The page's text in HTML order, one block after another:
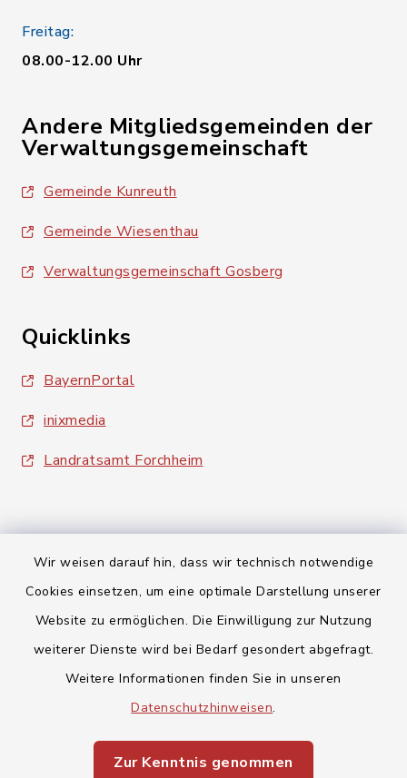
Wir weisen darauf hin, dass wir technisch notwendige
Cookies einsetzen, um eine optimale Darstellung unserer
Website zu ermöglichen. Die Einwilligung zur Nutzung
weiterer Dienste wird bei Bedarf gesondert abgefragt.
Weitere Informationen finden Sie in unseren
Datenschutzhinweisen.
Zur Kenntnis genommen
Freitag:
08.00-12.00 Uhr
Andere Mitgliedsgemeinden der
Verwaltungsgemeinschaft
Gemeinde Kunreuth
Gemeinde Wiesenthau
Verwaltungsgemeinschaft Gosberg
Quicklinks
BayernPortal
inixmedia
Landratsamt Forchheim
Kontakt
Barrierefreiheit
Datenschutz
Impressum